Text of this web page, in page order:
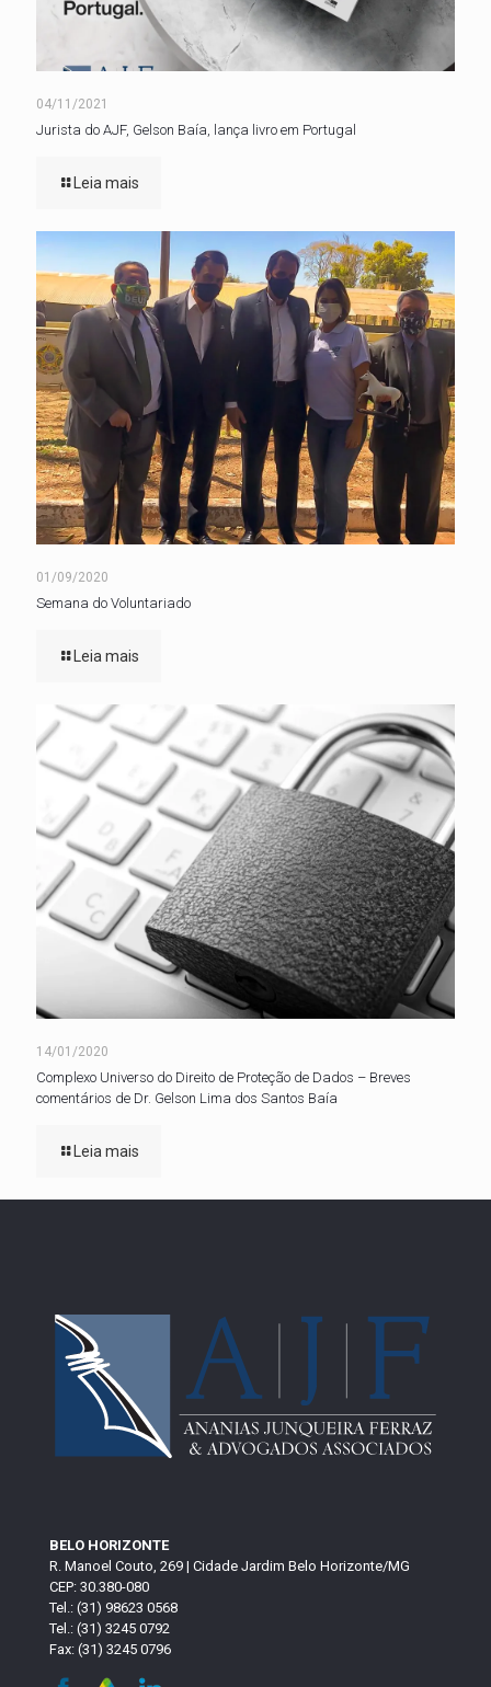
04/11/2021
Jurista do AJF, Gelson Baía, lança livro em Portugal
Leia mais
01/09/2020
Semana do Voluntariado
Leia mais
14/01/2020
Complexo Universo do Direito de Proteção de Dados – Breves
comentários de Dr. Gelson Lima dos Santos Baía
Leia mais
BELO HORIZONTE
R. Manoel Couto, 269 | Cidade Jardim Belo Horizonte/MG
CEP: 30.380-080
Tel.: (31) 98623 0568
Tel.: (31) 3245 0792
Fax: (31) 3245 0796